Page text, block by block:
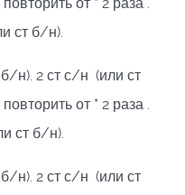
ст б/н).
н). 2 ст с/н (или ст
от * 2 раза .
ст б/н).
н). 2 ст с/н (или ст